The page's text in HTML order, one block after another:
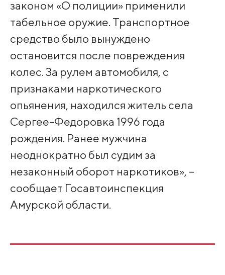
законом «О полиции» применили
табельное оружие. Транспортное
средство было вынуждено
остановится после повреждения
колес. За рулем автомобиля, с
признаками наркотического
опьянения, находился житель села
Сергее-Федоровка 1996 года
рождения. Ранее мужчина
неоднократно был судим за
незаконный оборот наркотиков», –
сообщает Госавтоинспекция
Амурской области.